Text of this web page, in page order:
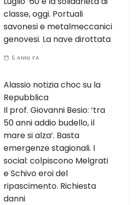
classe, oggi. Portuali
savonesi e metalmeccanici
genovesi. La nave dirottata
5 ANNI FA
Alassio notizia choc su la
Repubblica
Il prof. Giovanni Besio: ‘tra
50 anni addio budello, il
mare si alza’. Basta
emergenze stagionali. I
social: colpiscono Melgrati
e Schivo eroi del
ripascimento. Richiesta
danni